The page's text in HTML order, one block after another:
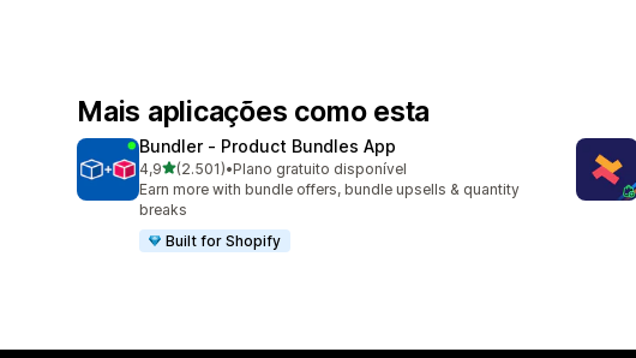
Mais aplicações como esta
Bundler ‑ Product Bundles App
4,9de 5 estrelas
(2.501)
2501 total de avaliações
•Plano gratuito disponível
Earn more with bundle offers, bundle upsells & quantity
breaks
Built for Shopify